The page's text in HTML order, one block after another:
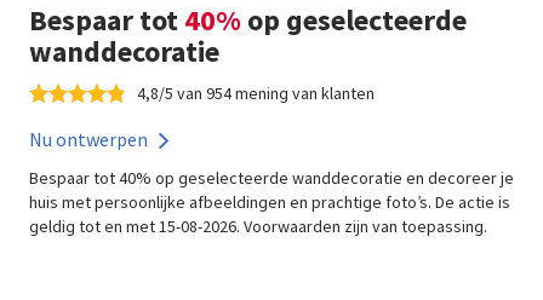
Bespaar tot40%op geselecteerde
wanddecoratie
Nu ontwerpen
Bespaar tot 40% op geselecteerde wanddecoratie en decoreer je
huis met persoonlijke afbeeldingen en prachtige foto’s. De actie is
geldig tot en met 15-08-2026. Voorwaarden zijn van toepassing.
4,8/5 van 954 mening van klanten